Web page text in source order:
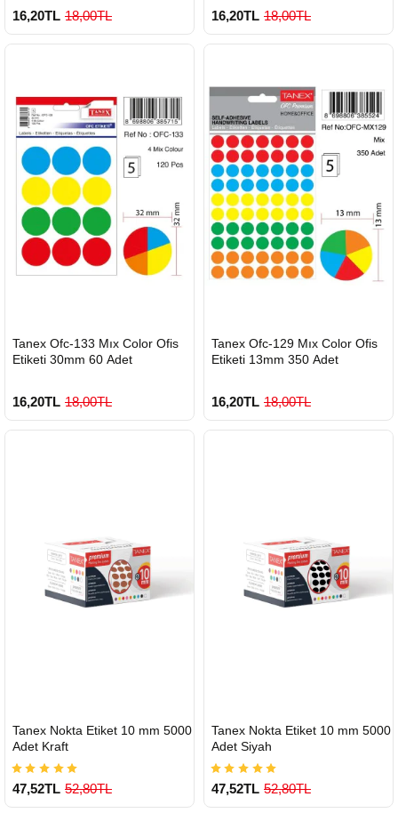
16,20TL 18,00TL 16,20TL 18,00TL
GÖNDERİ
Tanex Ofc-133 Mıx Color Ofis
Etiketi 30mm 60 Adet
16,20TL 18,00TL
GÖNDERİ
Tanex Ofc-129 Mıx Color Ofis
Etiketi 13mm 350 Adet
16,20TL 18,00TL
GÖNDERİ
Tanex Nokta Etiket 10 mm 5000
Adet Kraft
47,52TL 52,80TL
GÖNDERİ
Tanex Nokta Etiket 10 mm 5000
Adet Siyah
47,52TL 52,80TL